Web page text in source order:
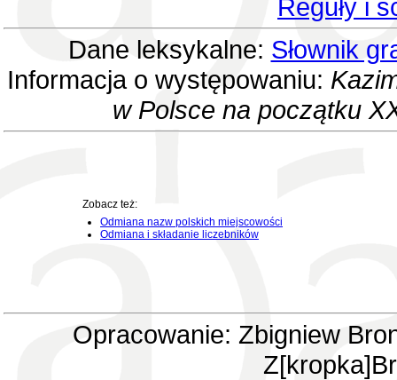
Reguły i
Dane leksykalne: Słownik
Informacja o występowaniu:
w Polsce na początku
Zobacz też:
Odmiana nazw polskich miejscowości
Odmiana i składanie liczebników
Opracowanie: Zbigniew